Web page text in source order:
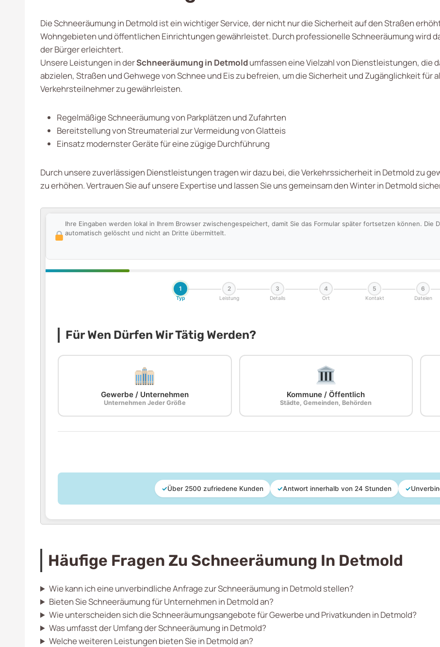
Die Schneeräumung in Detmold ist ein wichtiger Service, der nicht nur die Sicherheit auf den Straßen
Wohngebieten und öffentlichen Einrichtungen gewährleistet. Durch professionelle Schneeräumung wird
der Bürger erleichtert.
Unsere Leistungen in derSchneeräumung in Detmoldumfassen eine Vielzahl von Dienstleistungen, die
abzielen, Straßen und Gehwege von Schnee und Eis zu befreien, um die Sicherheit und Zugänglichkeit für
Verkehrsteilnehmer zu gewährleisten.
Regelmäßige Schneeräumung von Parkplätzen und Zufahrten
Bereitstellung von Streumaterial zur Vermeidung von Glatteis
Einsatz modernster Geräte für eine zügige Durchführung
Durch unsere zuverlässigen Dienstleistungen tragen wir dazu bei, die Verkehrssicherheit in Detmold zu
zu erhöhen. Vertrauen Sie auf unsere Expertise und lassen Sie uns gemeinsam den Winter in Detmold
Ihre Eingaben werden lokal in Ihrem Browser zwischengespeichert, damit Sie das Formular später fortsetzen können. Die
automatisch gelöscht und nicht an Dritte übermittelt.
1
Typ
2
Leistung
3
Details
4
Ort
5
Kontakt
6
Dateien
Für Wen Dürfen Wir Tätig Werden?
Gewerbe / Unternehmen
Unternehmen Jeder Größe
Kommune / Öffentlich
Städte, Gemeinden, Behörden
✓Über 2500 zufriedene Kunden ✓Antwort innerhalb von 24 Stunden ✓
Häufige Fragen Zu Schneeräumung In Detmold
Wie kann ich eine unverbindliche Anfrage zur Schneeräumung in Detmold stellen?
Bieten Sie Schneeräumung für Unternehmen in Detmold an?
Wie unterscheiden sich die Schneeräumungsangebote für Gewerbe und Privatkunden in Detmold?
Was umfasst der Umfang der Schneeräumung in Detmold?
Welche weiteren Leistungen bieten Sie in Detmold an?